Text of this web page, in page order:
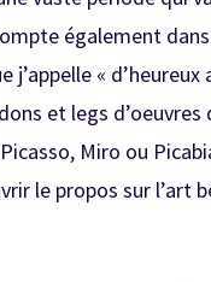
également
j’appelle « d’heureux
et legs d’oeuvres
Miro ou
le propos sur l’art